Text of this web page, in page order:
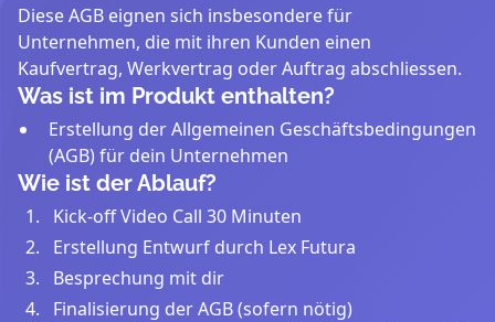
Diese AGB eignen sich insbesondere für
Unternehmen, die mit ihren Kunden einen
Kaufvertrag, Werkvertrag oder Auftrag abschliessen.
Was ist im Produkt enthalten?
Erstellung der Allgemeinen Geschäftsbedingungen
(AGB) für dein Unternehmen
Wie ist der Ablauf?
Kick-off Video Call 30 Minuten
Erstellung Entwurf durch Lex Futura
Besprechung mit dir
Finalisierung der AGB (sofern nötig)